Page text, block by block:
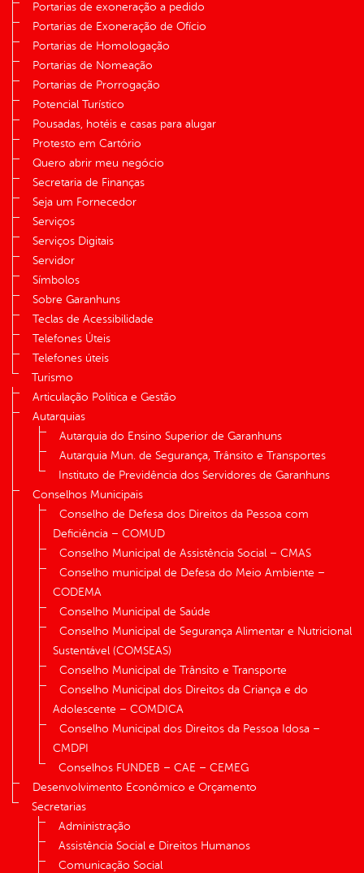
Portarias de exoneração a pedido
Portarias de Exoneração de Ofício
Portarias de Homologação
Portarias de Nomeação
Portarias de Prorrogação
Potencial Turístico
Pousadas, hotéis e casas para alugar
Protesto em Cartório
Quero abrir meu negócio
Secretaria de Finanças
Seja um Fornecedor
Serviços
Serviços Digitais
Servidor
Símbolos
Sobre Garanhuns
Teclas de Acessibilidade
Telefones Úteis
Telefones úteis
Turismo
Articulação Política e Gestão
Autarquias
Autarquia do Ensino Superior de Garanhuns
Autarquia Mun. de Segurança, Trânsito e Transportes
Instituto de Previdência dos Servidores de Garanhuns
Conselhos Municipais
Conselho de Defesa dos Direitos da Pessoa com
Deficiência – COMUD
Conselho Municipal de Assistência Social – CMAS
Conselho municipal de Defesa do Meio Ambiente –
CODEMA
Conselho Municipal de Saúde
Conselho Municipal de Segurança Alimentar e Nutricional
Sustentável (COMSEAS)
Conselho Municipal de Trânsito e Transporte
Conselho Municipal dos Direitos da Criança e do
Adolescente – COMDICA
Conselho Municipal dos Direitos da Pessoa Idosa –
CMDPI
Conselhos FUNDEB – CAE – CEMEG
Desenvolvimento Econômico e Orçamento
Secretarias
Administração
Assistência Social e Direitos Humanos
Comunicação Social